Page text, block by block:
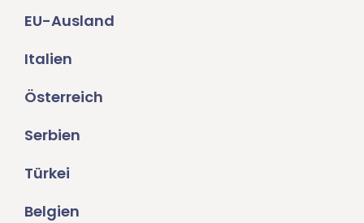
EU-Ausland
Italien
Österreich
Serbien
Türkei
Belgien